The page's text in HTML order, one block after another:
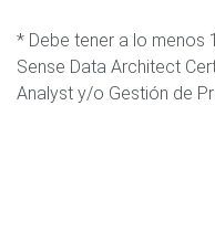
* Debe tener a lo menos
Sense Data Architect
Analyst y/o Gestión de